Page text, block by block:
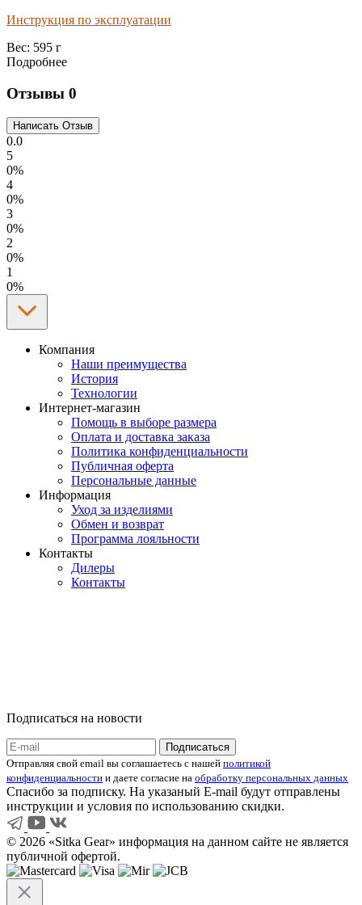
Инструкция по эксплуатации
Вес: 595 г
Подробнее
Отзывы 0
0.0
5
0%
4
0%
3
0%
2
0%
1
0%
Компания
Наши преимущества
История
Технологии
Интернет-магазин
Помощь в выборе размера
Оплата и доставка заказа
Политика конфиденциальности
Публичная оферта
Персональные данные
Информация
Уход за изделиями
Обмен и возврат
Программа лояльности
Контакты
Дилеры
Контакты
Подписаться на новости
Отправляя свой email вы соглашаетесь с нашей политикой
конфиденциальности и даете согласие на обработку персональных данных
Спасибо за подписку. На указаный E-mail будут отправлены
инструкции и условия по использованию скидки.
© 2026 «Sitka Gear» информация на данном сайте не является
публичной офертой.